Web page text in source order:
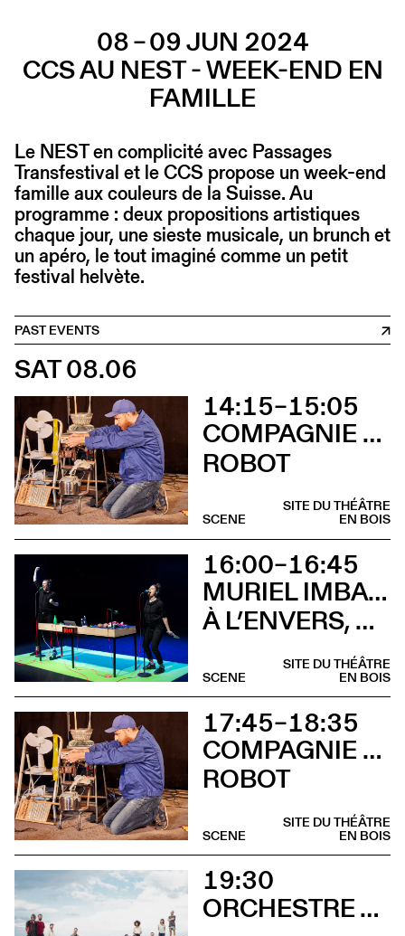
08 – 09 JUN 2024
CCS AU NEST - WEEK-END EN
FAMILLE
Le NEST en complicité avec Passages
Transfestival et le CCS propose un week-end
famille aux couleurs de la Suisse. Au
programme : deux propositions artistiques
chaque jour, une sieste musicale, un brunch et
un apéro, le tout imaginé comme un petit
festival helvète.
PAST EVENTS
SAT 08.06
14:15–15:05
COMPAGNIE CHAMAR BELL CLOCHETTE
ROBOT
SITE DU THÉÂTRE
EN BOIS
SCENE
16:00–16:45
MURIEL IMBACH, COMPAGNIE LA BOCCA DELLA LUNA
À L’ENVERS, À L’ENDROIT
SITE DU THÉÂTRE
EN BOIS
SCENE
17:45–18:35
COMPAGNIE CHAMAR BELL CLOCHETTE
ROBOT
SITE DU THÉÂTRE
EN BOIS
SCENE
19:30
ORCHESTRE TOUT PUISSANT MARCEL DUCHAMP